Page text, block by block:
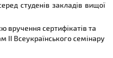
студенів закладів вищої
вручення сертифікатів та
ІІ Всеукраїнського семінару